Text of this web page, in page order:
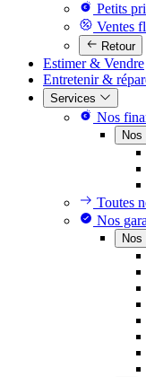
Petits
Ventes
Retour
Estimer & Vendre
Entretenir &
Services
Nos
Toutes
Nos
Nos